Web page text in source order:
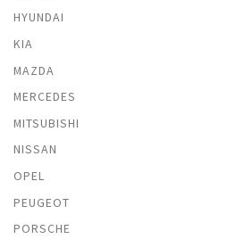
HYUNDAI
KIA
MAZDA
MERCEDES
MITSUBISHI
NISSAN
OPEL
PEUGEOT
PORSCHE